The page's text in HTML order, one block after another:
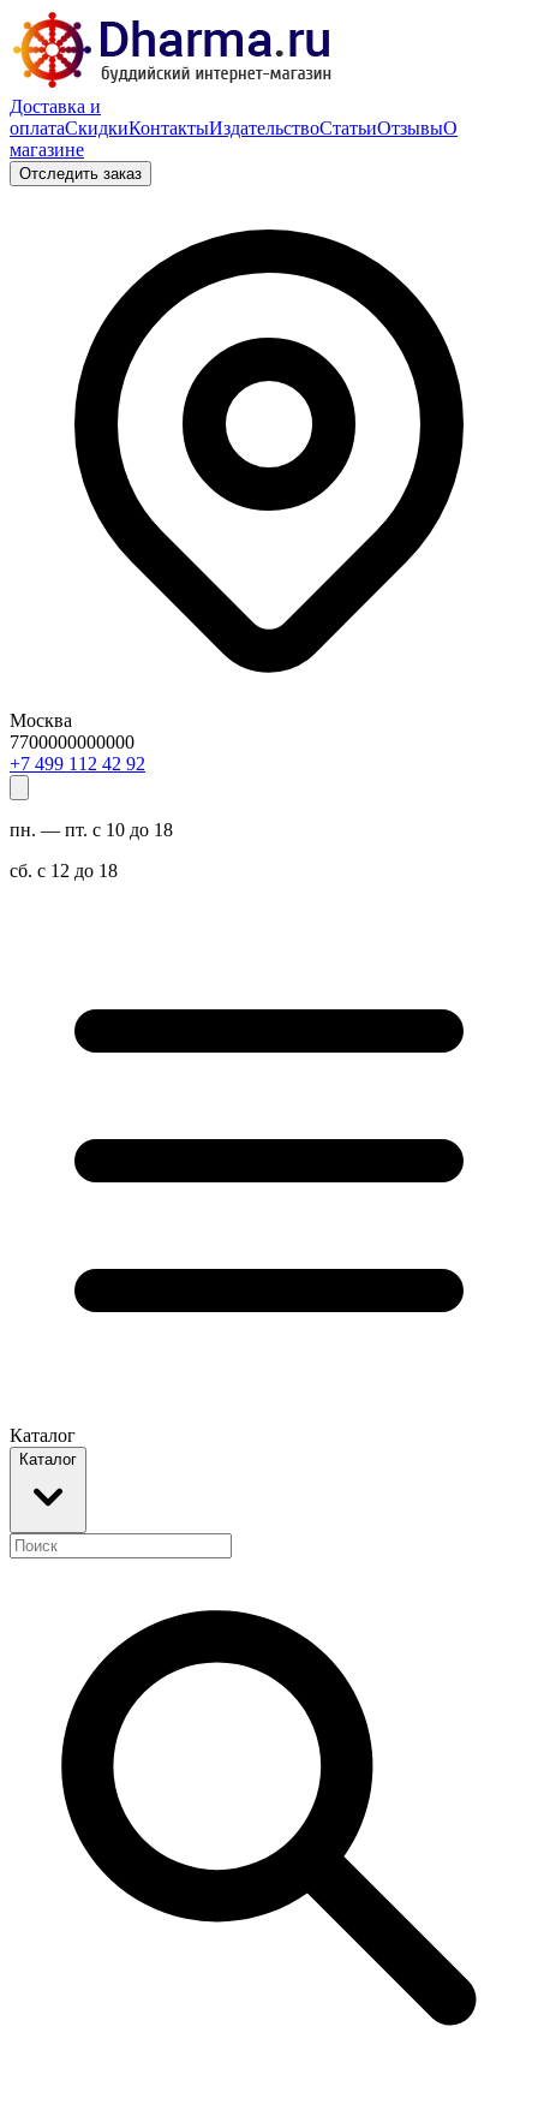
Доставка и
оплатаСкидкиКонтактыИздательствоСтатьиОтзывыО
магазине
Отследить заказ
Москва
7700000000000
29 24 211 994 7+
пн. — пт. с 10 до 18
сб. с 12 до 18
Каталог
Каталог